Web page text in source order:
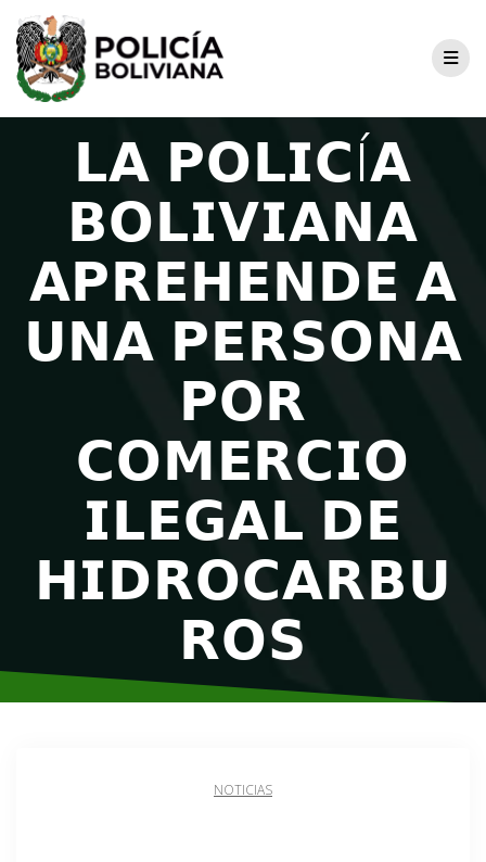
𝗟𝗔 𝗣𝗢𝗟𝗜𝗖Í𝗔
𝗕𝗢𝗟𝗜𝗩𝗜𝗔𝗡𝗔
𝗔𝗣𝗥𝗘𝗛𝗘𝗡𝗗𝗘 𝗔
𝗨𝗡𝗔 𝗣𝗘𝗥𝗦𝗢𝗡𝗔
𝗣𝗢𝗥
𝗖𝗢𝗠𝗘𝗥𝗖𝗜𝗢
𝗜𝗟𝗘𝗚𝗔𝗟 𝗗𝗘
𝗛𝗜𝗗𝗥𝗢𝗖𝗔𝗥𝗕𝗨
𝗥𝗢𝗦
NOTICIAS